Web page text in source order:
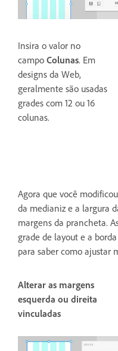
Insira o valor no
campo Colunas. Em
designs da Web,
geralmente são usadas
grades com 12 ou 16
colunas.
Agora que você
da medianiz e a largura
margens da prancheta.
grade de layout e a
para saber como ajustar
Alterar as margens
esquerda ou direita
vinculadas